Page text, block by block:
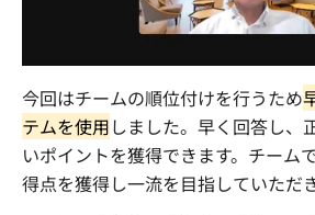
今回はチームの順位付けを行うため
テムを使用しました。早く回答し、
いポイントを獲得できます。チーム
得点を獲得し一流を目指していただき